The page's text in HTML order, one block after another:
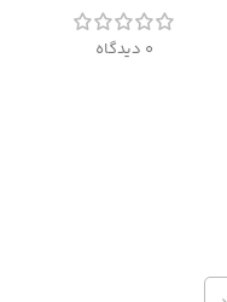
0 دیدگاه